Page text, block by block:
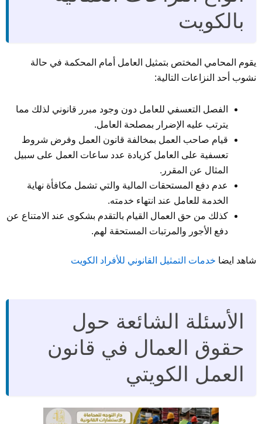
بالكويت
يقوم المحامي المختص بتمثيل العامل أمام المحكمة في حالة
نشوب أحد النزاعات التالية:
الفصل التعسفي للعامل دون وجود مبرر قانوني لذلك مما
يترتب عليه الإضرار بمصلحة العامل.
قيام صاحب العمل بمخالفة قانون العمل وفرض شروط
تعسفية على العامل كزيادة عدد ساعات العمل على سبيل
المثال عن المقرر.
عدم دفع المستحقات المالية والتي تشمل مكافأة نهاية
الخدمة للعامل عند انتهاء خدمته.
كذلك من حق العمال القيام بالتقدم بشكوى عند الامتناع عن
دفع الأجور والمرتبات المستحقة لهم.
شاهد ايضا خدمات التمثيل القانوني للأفراد الكويت
الأسئلة الشائعة حول
حقوق العمال في قانون
العمل الكويتي